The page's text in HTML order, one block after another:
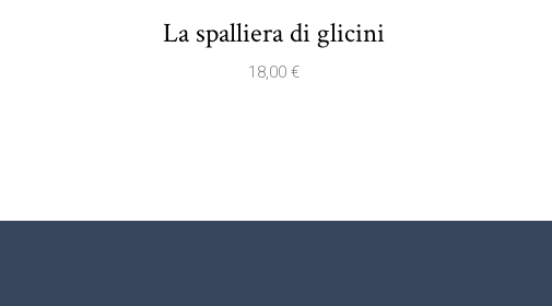
La spalliera di glicini
18,00 €